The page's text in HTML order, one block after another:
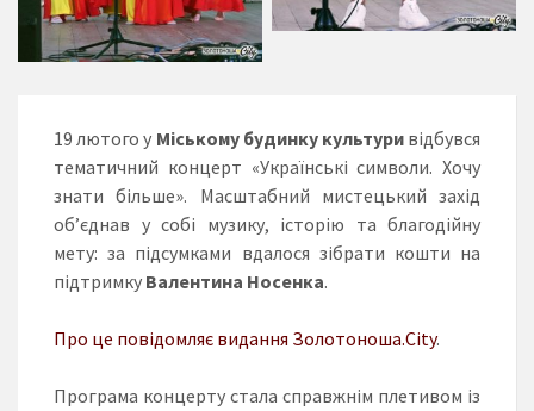
19 лютого у Міському будинку культуривідбувся
тематичний концерт «Українські символи. Хочу
знати більше». Масштабний мистецький захід
об’єднав у собі музику, історію та благодійну
мету: за підсумками вдалося зібрати кошти на
підтримку Валентина Носенка.
Про це повідомляє видання Золотоноша.City.
Програма концерту стала справжнім плетивом із